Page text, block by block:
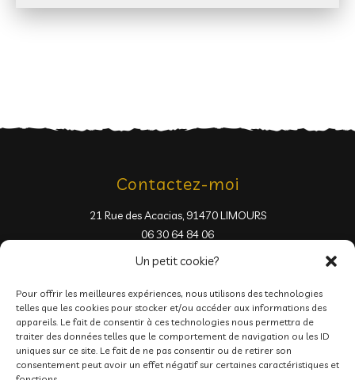
Un petit cookie?
Pour offrir les meilleures expériences, nous utilisons des technologies
telles que les cookies pour stocker et/ou accéder aux informations des
appareils. Le fait de consentir à ces technologies nous permettra de
traiter des données telles que le comportement de navigation ou les ID
uniques sur ce site. Le fait de ne pas consentir ou de retirer son
consentement peut avoir un effet négatif sur certaines caractéristiques et
Contactez-moi
21 Rue des Acacias, 91470 LIMOURS
06 30 64 84 06
Pages